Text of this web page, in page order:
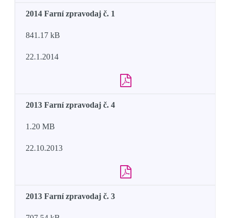
2014 Farní zpravodaj č. 1
841.17 kB
22.1.2014
2013 Farní zpravodaj č. 4
1.20 MB
22.10.2013
2013 Farní zpravodaj č. 3